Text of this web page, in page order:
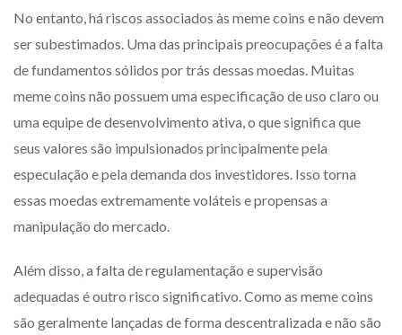
No entanto, há riscos associados às meme coins e não devem
ser subestimados. Uma das principais preocupações é a falta
de fundamentos sólidos por trás dessas moedas. Muitas
meme coins não possuem uma especificação de uso claro ou
uma equipe de desenvolvimento ativa, o que significa que
seus valores são impulsionados principalmente pela
especulação e pela demanda dos investidores. Isso torna
essas moedas extremamente voláteis e propensas a
manipulação do mercado.
Além disso, a falta de regulamentação e supervisão
adequadas é outro risco significativo. Como as meme coins
são geralmente lançadas de forma descentralizada e não são